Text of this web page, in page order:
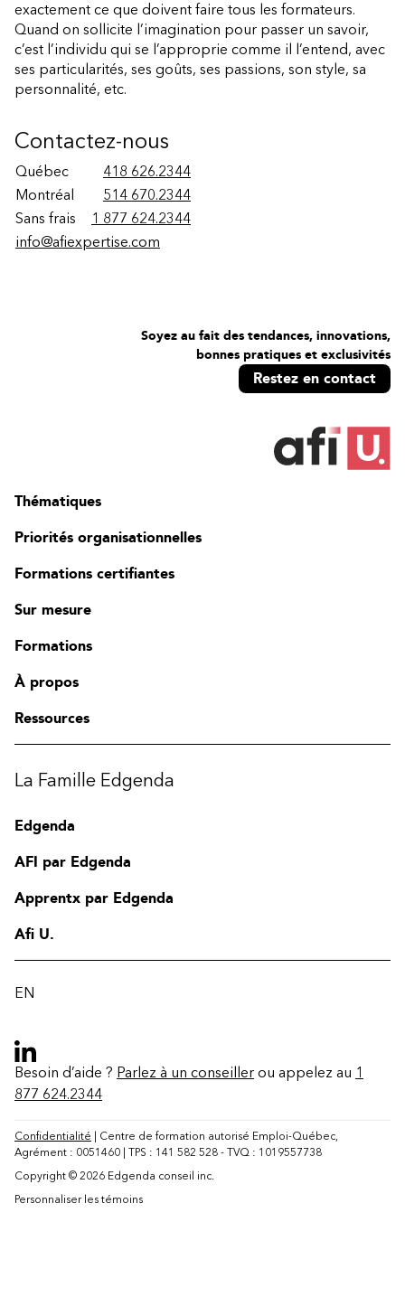
exactement ce que doivent faire tous les formateurs.
Quand on sollicite l’imagination pour passer un savoir,
c’est l’individu qui se l’approprie comme il l’entend, avec
ses particularités, ses goûts, ses passions, son style, sa
personnalité, etc.
Contactez-nous
Québec
418 626.2344
Montréal
514 670.2344
Sans frais
1 877 624.2344
info@afiexpertise.com
Soyez au fait des tendances, innovations,
bonnes pratiques et exclusivités
Restez en contact
Thématiques
Priorités organisationnelles
Formations certifiantes
Sur mesure
Formations
À propos
Ressources
La Famille Edgenda
Edgenda
AFI par Edgenda
Apprentx par Edgenda
Afi U.
EN
Besoin d’aide ? Parlez à un conseiller ou appelez au 1
877 624.2344
Confidentialité | Centre de formation autorisé Emploi-Québec,
Agrément : 0051460 | TPS : 141 582 528 - TVQ : 1019557738
Copyright © 2026 Edgenda conseil inc.
Personnaliser les témoins